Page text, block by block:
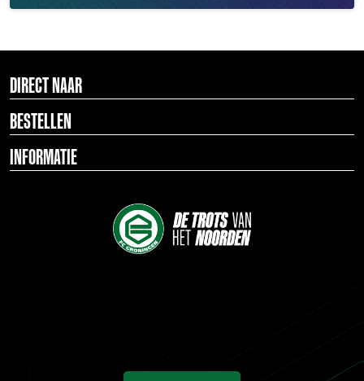
DIRECT NAAR
BESTELLEN
INFORMATIE